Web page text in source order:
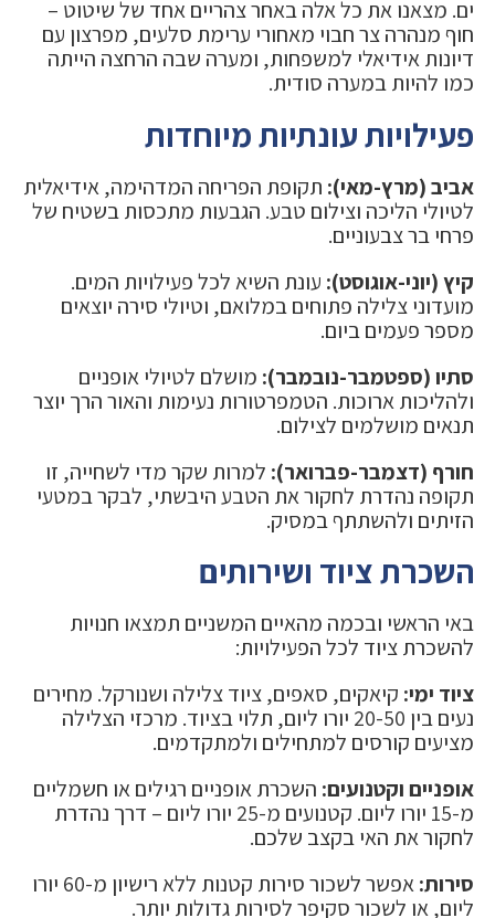
ים. מצאנו את כל אלה באחר צהריים אחד של שיטוט –
חוף מנהרה צר חבוי מאחורי ערימת סלעים, מפרצון עם
דיונות אידיאלי למשפחות, ומערה שבה הרחצה הייתה
כמו להיות במערה סודית.
פעילויות עונתיות מיוחדות
אביב (מרץ-מאי): תקופת הפריחה המדהימה, אידיאלית
לטיולי הליכה וצילום טבע. הגבעות מתכסות בשטיח של
פרחי בר צבעוניים.
קיץ (יוני-אוגוסט): עונת השיא לכל פעילויות המים.
מועדוני צלילה פתוחים במלואם, וטיולי סירה יוצאים
מספר פעמים ביום.
סתיו (ספטמבר-נובמבר): מושלם לטיולי אופניים
ולהליכות ארוכות. הטמפרטורות נעימות והאור הרך יוצר
תנאים מושלמים לצילום.
חורף (דצמבר-פברואר): למרות שקר מדי לשחייה, זו
תקופה נהדרת לחקור את הטבע היבשתי, לבקר במטעי
הזיתים ולהשתתף במסיק.
השכרת ציוד ושירותים
באי הראשי ובכמה מהאיים המשניים תמצאו חנויות
להשכרת ציוד לכל הפעילויות:
ציוד ימי: קיאקים, סאפים, ציוד צלילה ושנורקל. מחירים
נעים בין 20-50 יורו ליום, תלוי בציוד. מרכזי הצלילה
מציעים קורסים למתחילים ולמתקדמים.
אופניים וקטנועים: השכרת אופניים רגילים או חשמליים
מ-15 יורו ליום. קטנועים מ-25 יורו ליום – דרך נהדרת
לחקור את האי בקצב שלכם.
סירות:
אפשר לשכור סירות קטנות ללא רישיון מ-60 יורו
ליום, או לשכור סקיפר לסירות גדולות יותר.